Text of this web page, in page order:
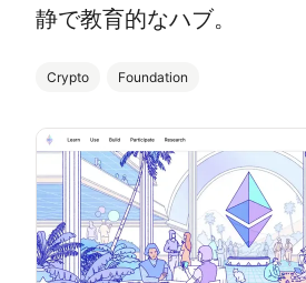
静で教育的なハブ。
Crypto Foundation